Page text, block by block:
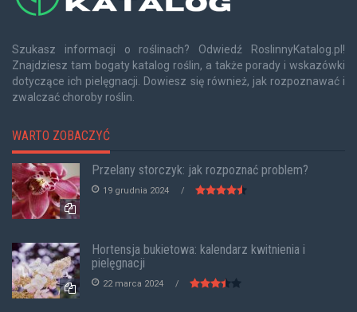
Szukasz informacji o roślinach? Odwiedź RoslinnyKatalog.pl!
Znajdziesz tam bogaty katalog roślin, a także porady i wskazówki
dotyczące ich pielęgnacji. Dowiesz się również, jak rozpoznawać i
zwalczać choroby roślin.
WARTO ZOBACZYĆ
Przelany storczyk: jak rozpoznać problem?
19 grudnia 2024
Hortensja bukietowa: kalendarz kwitnienia i
pielęgnacji
22 marca 2024